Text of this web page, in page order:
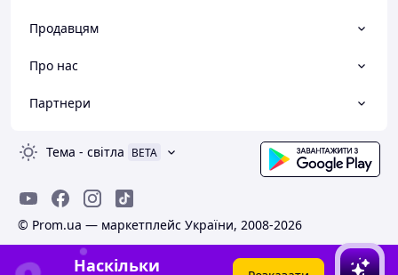
Продавцям
Про нас
Партнери
Тема - світла BETA
© Prom.ua — маркетплейс України, 2008-2026
Наскільки